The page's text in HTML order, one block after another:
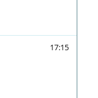
17:15